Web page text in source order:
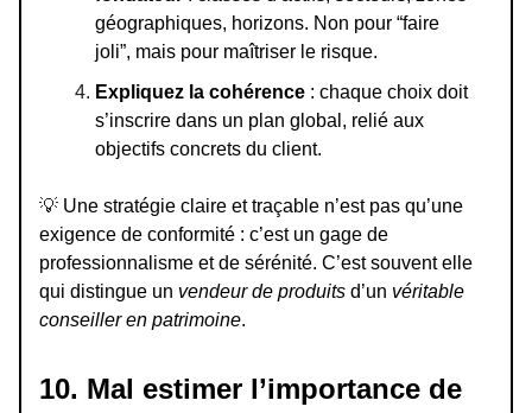
géographiques, horizons. Non pour “faire
joli”, mais pour maîtriser le risque.
Expliquez la cohérence : chaque choix doit
s’inscrire dans un plan global, relié aux
objectifs concrets du client.
💡 Une stratégie claire et traçable n’est pas qu’une
exigence de conformité : c’est un gage de
professionnalisme et de sérénité. C’est souvent elle
qui distingue un vendeur de produits d’un véritable
conseiller en patrimoine.
10. Mal estimer l’importance de